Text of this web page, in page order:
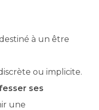
à un être
ou implicite.
ses
une